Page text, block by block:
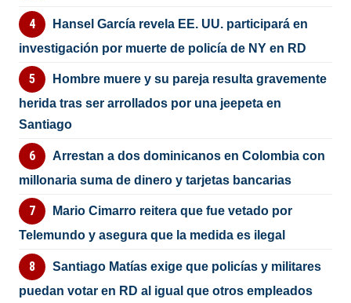
Hansel García revela EE. UU. participará en
investigación por muerte de policía de NY en RD
Hombre muere y su pareja resulta gravemente
herida tras ser arrollados por una jeepeta en
Santiago
Arrestan a dos dominicanos en Colombia con
millonaria suma de dinero y tarjetas bancarias
Mario Cimarro reitera que fue vetado por
Telemundo y asegura que la medida es ilegal
Santiago Matías exige que policías y militares
puedan votar en RD al igual que otros empleados